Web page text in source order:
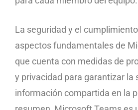
La seguridad y el
aspectos fundamentales de
que cuenta con medidas de
y privacidad para garantizar la
información compartida en la